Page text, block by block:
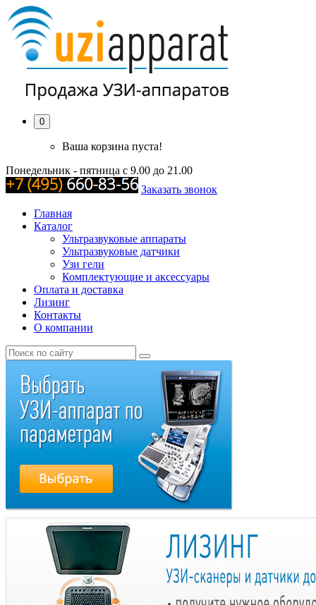
0
Ваша корзина пуста!
Понедельник - пятница с 9.00 до 21.00
Заказать звонок
Главная
Каталог
Ультразвуковые аппараты
Ультразвуковые датчики
Узи гели
Комплектующие и аксессуары
Оплата и доставка
Лизинг
Контакты
О компании